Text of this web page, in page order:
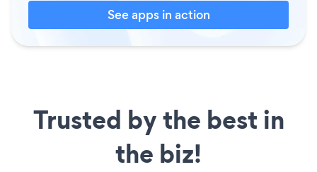
See apps in action
Trusted by the best in
the biz!